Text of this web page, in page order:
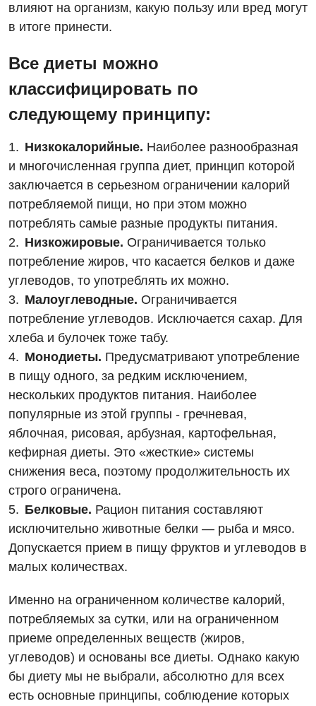
Вакансии
Мероприятия БПР
Интернатура
Энциклопедия
Программа лояльности
Отзывы
Видео
Диагностика
Диагностическое отделение
Инструментальная диагностика
Рентгенография
Эндоскопическое отделение
Для взрослых
Акушерство и гинекология
Аллергология, иммунология
Андрология
Бесплатные услуги
Вакцинация
Гастроэнтерология
Гематология
Дерматовенерология
Диетология
Кардиология
Маммология
Декларирование
Национальный скрининг здоровья 40+
Украинский
влияют на организм, какую пользу или вред могут
в итоге принести.
Все диеты можно
классифицировать по
следующему принципу:
Низкокалорийные. Наиболее разнообразная
и многочисленная группа диет, принцип которой
заключается в серьезном ограничении калорий
потребляемой пищи, но при этом можно
потреблять самые разные продукты питания.
Низкожировые. Ограничивается только
потребление жиров, что касается белков и даже
углеводов, то употреблять их можно.
Малоуглеводные. Ограничивается
потребление углеводов. Исключается сахар. Для
хлеба и булочек тоже табу.
Монодиеты. Предусматривают употребление
в пищу одного, за редким исключением,
нескольких продуктов питания. Наиболее
популярные из этой группы - гречневая,
яблочная, рисовая, арбузная, картофельная,
кефирная диеты. Это «жесткие» системы
снижения веса, поэтому продолжительность их
строго ограничена.
Белковые. Рацион питания составляют
исключительно животные белки — рыба и мясо.
Допускается прием в пищу фруктов и углеводов в
малых количествах.
Именно на ограниченном количестве калорий,
потребляемых за сутки, или на ограниченном
приеме определенных веществ (жиров,
углеводов) и основаны все диеты. Однако какую
бы диету мы не выбрали, абсолютно для всех
есть основные принципы, соблюдение которых